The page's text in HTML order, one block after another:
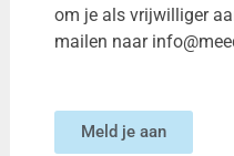
om je als vrijwilliger
mailen naar
Meld je aan